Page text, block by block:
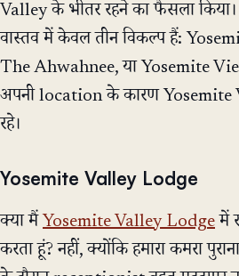
Valley के भीतर रहने का फैसला
वास्तव में केवल तीन विकल्प हैं:
The Ahwahnee, या Yosemite
अपनी location के कारण Yosemite
रहे।
Yosemite Valley Lodge
क्या मैं Yosemite Valley Lodge में
करता हूं? नहीं, क्योंकि हमारा कमरा